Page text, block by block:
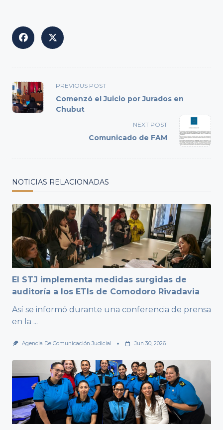
<span
class="nav-
subtitle
PREVIOUS POST
Comenzó el Juicio por Jurados en
Chubut
NEXT POST
Comunicado de FAM
NOTICIAS RELACIONADAS
El STJ implementa medidas surgidas de
auditoría a los ETIs de Comodoro Rivadavia
Así se informó durante una conferencia de prensa
en la ...
Agencia De Comunicación Judicial Jun 30, 2026